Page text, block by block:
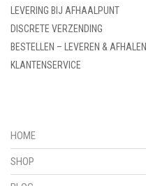
LEVERING BIJ AFHAALPUNT
DISCRETE VERZENDING
BESTELLEN – LEVEREN & AFHALEN
KLANTENSERVICE
HOME
SHOP